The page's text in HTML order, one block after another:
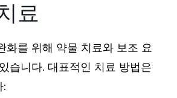
료
화를 위해 약물 치료와 보조 요
습니다. 대표적인 치료 방법은
: